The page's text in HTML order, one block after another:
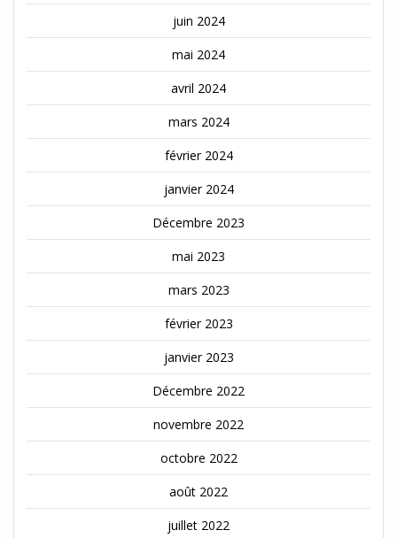
juin 2024
mai 2024
avril 2024
mars 2024
février 2024
janvier 2024
Décembre 2023
mai 2023
mars 2023
février 2023
janvier 2023
Décembre 2022
novembre 2022
octobre 2022
août 2022
juillet 2022